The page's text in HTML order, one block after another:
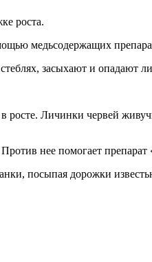
роста.
медьсодержащих
засыхают и опадают
росте. Личинки червей
нее помогает
посыпая дорожки